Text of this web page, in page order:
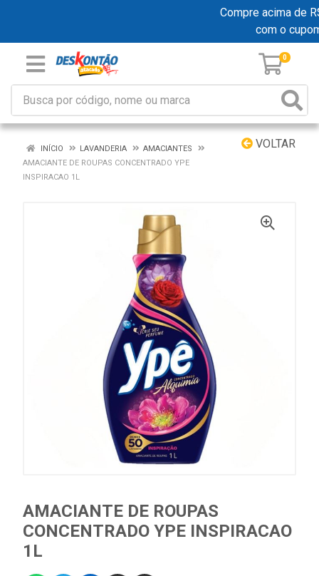
Compre acima de
com o
0
VOLTAR
INÍCIO LAVANDERIA
AMACIANTES
AMACIANTE DE ROUPAS CONCENTRADO YPE
INSPIRACAO 1L
AMACIANTE DE ROUPAS
CONCENTRADO YPE INSPIRACAO
1L